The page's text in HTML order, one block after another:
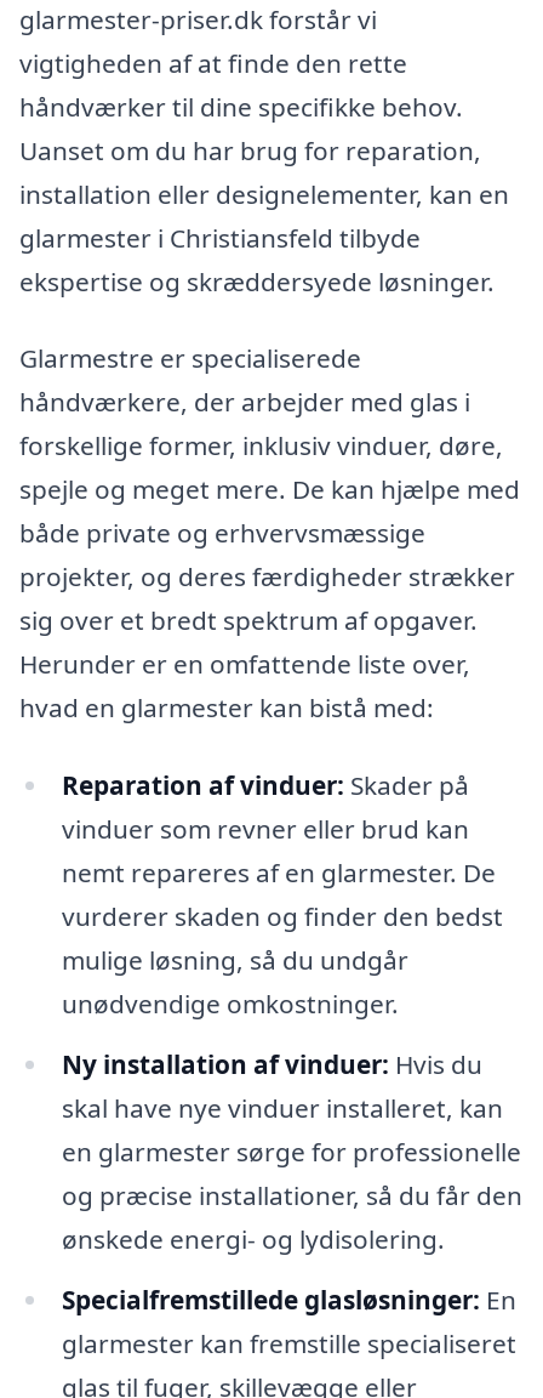
glarmester-priser.dk forstår vi
vigtigheden af at finde den rette
håndværker til dine specifikke behov.
Uanset om du har brug for reparation,
installation eller designelementer, kan en
glarmester i Christiansfeld tilbyde
ekspertise og skræddersyede løsninger.
Glarmestre er specialiserede
håndværkere, der arbejder med glas i
forskellige former, inklusiv vinduer, døre,
spejle og meget mere. De kan hjælpe med
både private og erhvervsmæssige
projekter, og deres færdigheder strækker
sig over et bredt spektrum af opgaver.
Herunder er en omfattende liste over,
hvad en glarmester kan bistå med:
Reparation af vinduer: Skader på
vinduer som revner eller brud kan
nemt repareres af en glarmester. De
vurderer skaden og finder den bedst
mulige løsning, så du undgår
unødvendige omkostninger.
Ny installation af vinduer: Hvis du
skal have nye vinduer installeret, kan
en glarmester sørge for professionelle
og præcise installationer, så du får den
ønskede energi- og lydisolering.
Specialfremstillede glasløsninger: En
glarmester kan fremstille specialiseret
glas til fuger, skillevægge eller